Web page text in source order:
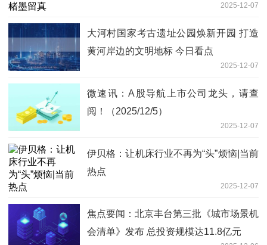
2025-12-07
大河村国家考古遗址公园焕新开园 打造
黄河岸边的文明地标 今日看点
2025-12-07
微速讯：A股导航上市公司龙头，请查
阅！（2025/12/5）
2025-12-07
伊贝格：让机床行业不再为“头”烦恼|当前
热点
2025-12-07
焦点要闻：北京丰台第三批《城市场景机
会清单》发布 总投资规模达11.8亿元